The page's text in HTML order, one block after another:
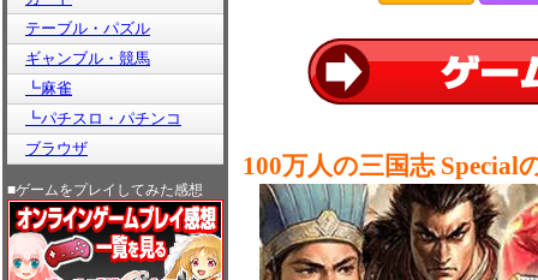
テーブル・パズル
ギャンブル・競馬
┗麻雀
┗パチスロ・パチンコ
ブラウザ
■ゲームをプレイしてみた感想
100万人の三国志 Special